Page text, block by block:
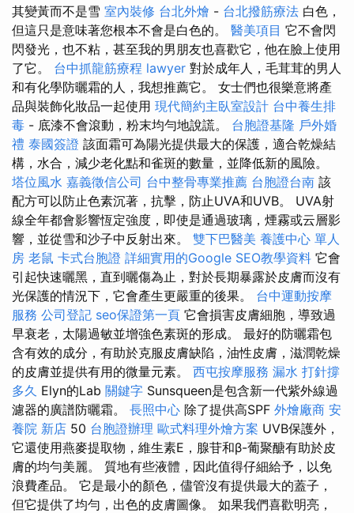
其變黃而不是雪 室內裝修 台北外燴 - 台北撥筋療法 白色，
但這只是意味著您根本不會是白色的。 醫美項目 它不會閃
閃發光，也不粘，甚至我的男朋友也喜歡它，他在臉上使用
了它。 台中抓龍筋療程 lawyer 對於成年人，毛茸茸的男人
和有化學防曬霜的人，我想推薦它。 女士們也很樂意將產
品與裝飾化妝品一起使用 現代簡約主臥室設計 台中養生排
毒 - 底漆不會滾動，粉末均勻地說謊。 台胞證基隆 戶外婚
禮 泰國簽證 該面霜可為陽光提供最大的保護，適合乾燥結
構，水合，減少老化點和雀斑的數量，並降低新的風險。
塔位風水 嘉義徵信公司 台中整骨專業推薦 台胞證台南 該
配方可以防止色素沉著，抗擊，防止UVA和UVB。 UVA射
線全年都會影響恆定強度，即使是通過玻璃，煙霧或云層影
響，並從雪和沙子中反射出來。 雙下巴醫美 養護中心 單人
房 老鼠 卡式台胞證 詳細實用的Google SEO教學資料 它會
引起快速曬黑，直到曬傷為止，對於長期暴露於皮膚而沒有
光保護的情況下，它會產生更嚴重的後果。 台中運動按摩
服務 公司登記 seo保證第一頁 它會損害皮膚細胞，導致過
早衰老，太陽過敏並增強色素斑的形成。 最好的防曬霜包
含有效的成分，有助於克服皮膚缺陷，油性皮膚，滋潤乾燥
的皮膚並提供有用的微量元素。 西屯按摩服務 漏水 打針撐
多久 Elyn的Lab 關鍵字 Sunsqueen是包含新一代紫外線過
濾器的廣譜防曬霜。 長照中心 除了提供高SPF 外燴廠商 安
養院 新店 50 台胞證辦理 歐式料理外燴方案 UVB保護外，
它還使用燕麥提取物，維生素E，腺苷和β-葡聚醣有助於皮
膚的均勻美麗。 質地有些液體，因此值得仔細給予，以免
浪費產品。 它是最小的顏色，儘管沒有提供最大的蓋子，
但它提供了均勻，出色的皮膚圖像。 如果我們喜歡明亮，